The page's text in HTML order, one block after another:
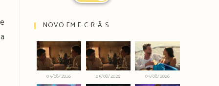
NOVO EM E∙C∙R∙Ã∙S
05/08/2026 05/08/2026 05/08/2026